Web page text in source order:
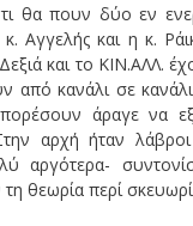
θα πουν δύο εν
κ. Αγγελής και η κ.
και το ΚΙΝ.ΑΛΛ.
από κανάλι σε
άραγε να
αρχή ήταν
αργότερα-
θεωρία περί